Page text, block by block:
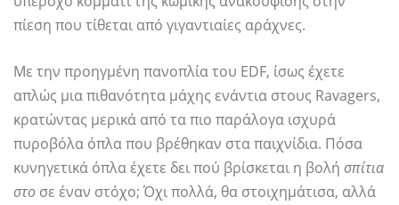
πίεση που τίθεται από γιγαντιαίες αράχνες.
Με την προηγμένη πανοπλία του ΕDF, ίσως έχετε
απλώς μια πιθανότητα μάχης ενάντια στους Ravagers,
κρατώντας μερικά από τα πιο παράλογα ισχυρά
πυροβόλα όπλα που βρέθηκαν στα παιχνίδια. Πόσα
κυνηγετικά όπλα έχετε δει πού βρίσκεται η βολή σπίτια
στο σε έναν στόχο; Όχι πολλά, θα στοιχημάτισα, αλλά